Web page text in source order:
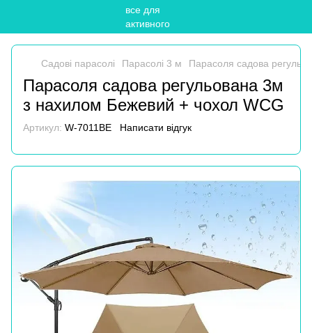
Садові парасолі Парасолі 3 м Парасоля садова
Парасоля садова регульована 3м
з нахилом Бежевий + чохол WCG
Артикул: W-7011BE Написати відгук